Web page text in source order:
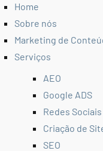
Home
Sobre nós
Marketing de
Serviços
AEO
Google ADS
Redes Sociais
Criação de
SEO